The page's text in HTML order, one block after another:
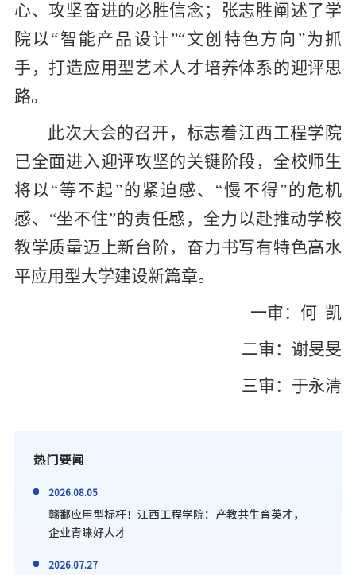
心、攻坚奋进的必胜信念 ；张志胜阐述了学
院以“智能产品设计”“文创特色方向”为抓
手，打造应用型艺术人才培养体系的迎评思
路。
此次大会的召开，标志着江西工程学院
已全面进入迎评攻坚的关键阶段，全校师生
将以“等不起”的紧迫感、“慢不得”的危机
感、“坐不住”的责任感，全力以赴推动学校
教学质量迈上新台阶，奋力书写有特色高水
平应用型大学建设新篇章。
一审：何 凯
二审：谢旻旻
三审：于永清
热门要闻
2026.08.05
赣鄱应用型标杆！江西工程学院：产教共生育英才，
企业青睐好人才
2026.07.27